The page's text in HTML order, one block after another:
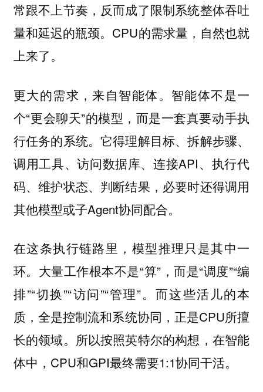
常跟不上节奏，反而成了限制系统整体吞吐
量和延迟的瓶颈。CPU的需求量，自然也就
上来了。
更大的需求，来自智能体。智能体不是一
个“更会聊天”的模型，而是一套真要动手执
行任务的系统。它得理解目标、拆解步骤、
调用工具、访问数据库、连接API、执行代
码、维护状态、判断结果，必要时还得调用
其他模型或子Agent协同配合。
在这条执行链路里，模型推理只是其中一
环。大量工作根本不是“算”，而是“调度”“编
排”“切换”“访问”“管理”。而这些活儿的本
质，全是控制流和系统协同，正是CPU所擅
长的领域。所以按照英特尔的构想，在智能
体中，CPU和GPI最终需要1:1协同干活。